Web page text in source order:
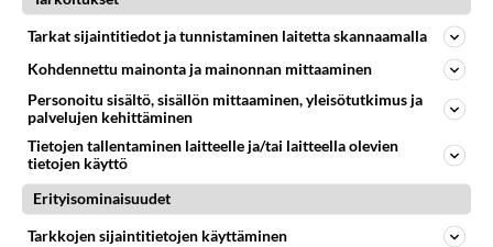
KANAVAPAKETIT Vastattu 3v
Kokemuksia netti tv:stä?
http://www.satellitetvtopc.com/?hop=ezonline10
Tällainen mainos osui silmiin. Onkohan kyseessä
jonkinsorttinen kusetus ...
19.09.2008 08:17 5 8671
Vastattu 3v
Tarkat sijaintitiedot ja tunnistaminen laitetta skannaamalla
Kohdennettu mainonta ja mainonnan mittaaminen
Personoitu sisältö, sisällön mittaaminen, yleisötutkimus ja
palvelujen kehittäminen
Tietojen tallentaminen laitteelle ja/tai laitteella olevien
tietojen käyttö
Erityisominaisuudet
Tarkkojen sijaintitietojen käyttäminen